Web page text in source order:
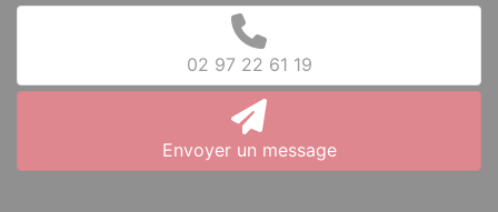
02 97 22 61 19
Envoyer un message